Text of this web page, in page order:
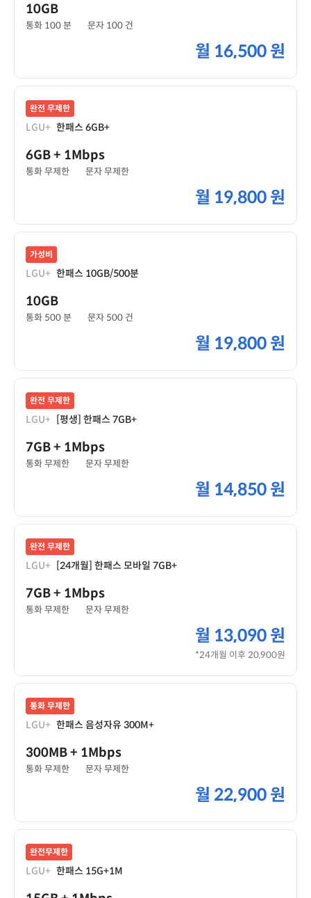
10GB
통화 100 분 문자 100 건
월 16,500 원
완전 무제한
LGU+ 한패스 6GB+
6GB+ 1Mbps
통화 무제한 문자 무제한
월 19,800 원
가성비
LGU+ 한패스 10GB/500분
10GB
통화 500 분 문자 500 건
월 19,800 원
완전 무제한
LGU+ [평생] 한패스 7GB+
7GB+ 1Mbps
통화 무제한 문자 무제한
월 14,850 원
완전 무제한
LGU+ [24개월] 한패스 모바일 7GB+
7GB+ 1Mbps
통화 무제한 문자 무제한
월 13,090 원
*24개월 이후 20,900원
통화 무제한
LGU+ 한패스 음성자유 300M+
300MB+ 1Mbps
통화 무제한 문자 무제한
월 22,900 원
완전무제한
LGU+ 한패스 15G+1M